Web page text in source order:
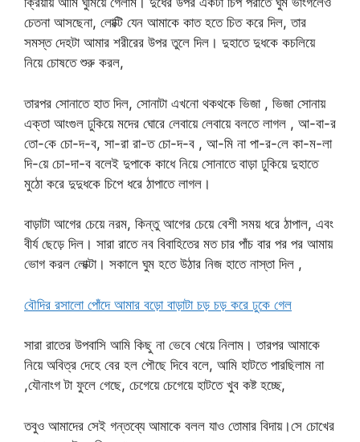
চেতনা আসছেনা, লোক্টি যেন আমাকে কাত হতে চিত করে দিল, তার
সমস্ত দেহটা আমার শরীরের উপর তুলে দিল। দুহাতে দুধকে কচলিয়ে
নিয়ে চোষতে শুরু করল,
তারপর সোনাতে হাত দিল, সোনাটা এখনো থকথকে ভিজা , ভিজা সোনায়
এক্তা আংগুল ঢুকিয়ে মদের ঘোরে লেবায়ে লেবায়ে বলতে লাগল , আ-বা-র
তো-কে চো-দ-ব, সা-রা রা-ত চো-দ-ব , আ-মি না পা-র-লে কা-ম-লা
দি-য়ে চো-দা-ব বলেই দুপাকে কাধে নিয়ে সোনাতে বাড়া ঢুকিয়ে দুহাতে
মুঠো করে দুদুধকে চিপে ধরে ঠাপাতে লাগল।
বাড়াটা আগের চেয়ে নরম, কিন্তু আগের চেয়ে বেশী সময় ধরে ঠাপাল, এবং
বীর্য ছেড়ে দিল। সারা রাতে নব বিবাহিতের মত চার পাঁচ বার পর পর আমায়
ভোগ করল লোক্টা। সকালে ঘুম হতে উঠার নিজ হাতে নাস্তা দিল ,
বৌদির রসালো পোঁদে আমার বড়ো বাড়াটা চড় চড় করে ঢুকে গেল
সারা রাতের উপবাসি আমি কিছু না ভেবে খেয়ে নিলাম। তারপর আমাকে
নিয়ে অবিত্র দেহে বের হল পৌছে দিবে বলে, আমি হাটতে পারছিলাম না
,যৌনাংগ টা ফুলে গেছে, চেগেয়ে চেগেয়ে হাটতে খুব কষ্ট হচ্ছে,
তবুও আমাদের সেই গন্তব্যে আমাকে বলল যাও তোমার বিদায়।সে চোখের